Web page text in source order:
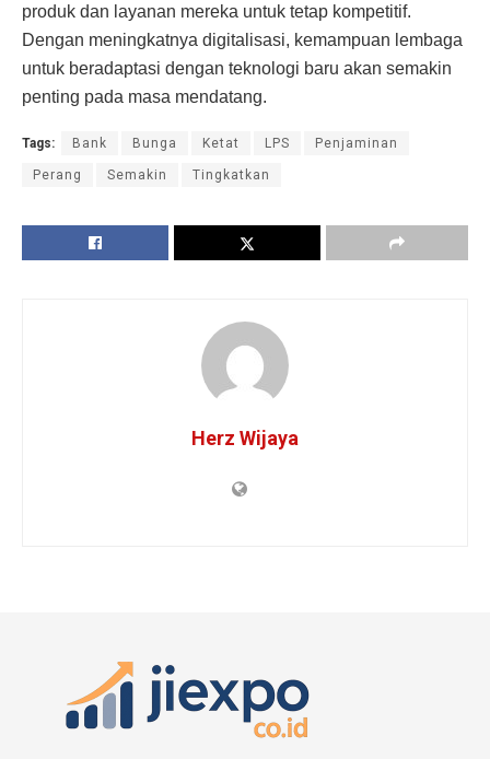
produk dan layanan mereka untuk tetap kompetitif.
Dengan meningkatnya digitalisasi, kemampuan lembaga
untuk beradaptasi dengan teknologi baru akan semakin
penting pada masa mendatang.
Tags: Bank Bunga Ketat LPS Penjaminan
Perang Semakin Tingkatkan
Herz Wijaya